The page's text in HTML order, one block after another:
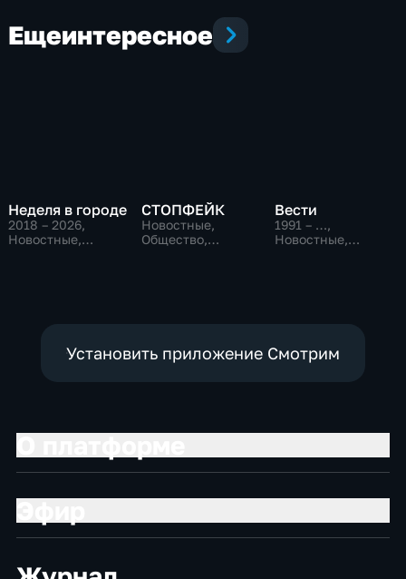
Ещеинтересное
Неделя в городе
2018 – 2026,
Новостные,
СТОПФЕЙК
Новостные,
Общество,
Вести
1991 – …,
Новостные,
Установить приложение Смотрим